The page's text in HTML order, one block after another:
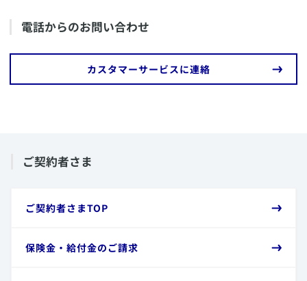
ご契約によっては、「到着した日から」と定めている
場合があります。
をご確認ください。
​電話からのお問い合わせ
​カスタマーサービスに連絡
​ご契約者さま
​ご契約者さまTOP
​保険金・給付金のご請求